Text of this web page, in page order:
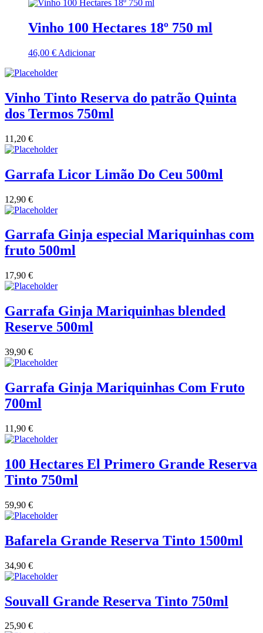
Só Vinha
Taboadella Dão
Tiago Cabaço Alentejo
Trois Setubal
Vinha das Penicas - Beira Interior
Vinhos Estrangeiros
VolteFace Alentejo
Vinho 100 Hectares 18º 750 ml
46,00 € Adicionar
Vinho Tinto Reserva do patrão Quinta
dos Termos 750ml
11,20 €
Garrafa Licor Limão Do Ceu 500ml
12,90 €
Garrafa Ginja especial Mariquinhas com
fruto 500ml
17,90 €
Garrafa Ginja Mariquinhas blended
Reserve 500ml
39,90 €
Garrafa Ginja Mariquinhas Com Fruto
700ml
11,90 €
100 Hectares El Primero Grande Reserva
Tinto 750ml
59,90 €
Bafarela Grande Reserva Tinto 1500ml
34,90 €
Souvall Grande Reserva Tinto 750ml
25,90 €